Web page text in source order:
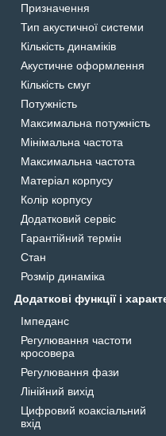
Призначення
Тип акустичної системи
Кількість динаміків
Акустичне оформлення
Кількість смуг
Потужність
Максимальна потужність
Мінімальна частота
Максимальна частота
Матеріал корпусу
Колір корпусу
Додатковий сервіс
Гарантійний термін
Стан
Розмір динаміка
Додаткові функції і
Імпеданс
Регулювання частоти
кросовера
Регулювання фази
Лінійний вихід
Цифровий коаксіальний
вхід